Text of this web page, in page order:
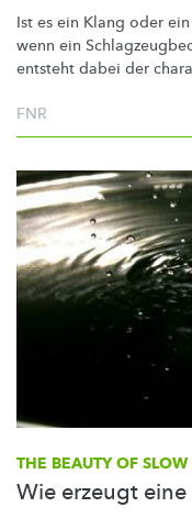
Ist es ein Klang oder
wenn ein
entsteht dabei der
FNR
THE BEAUTY OF
Wie erzeugt